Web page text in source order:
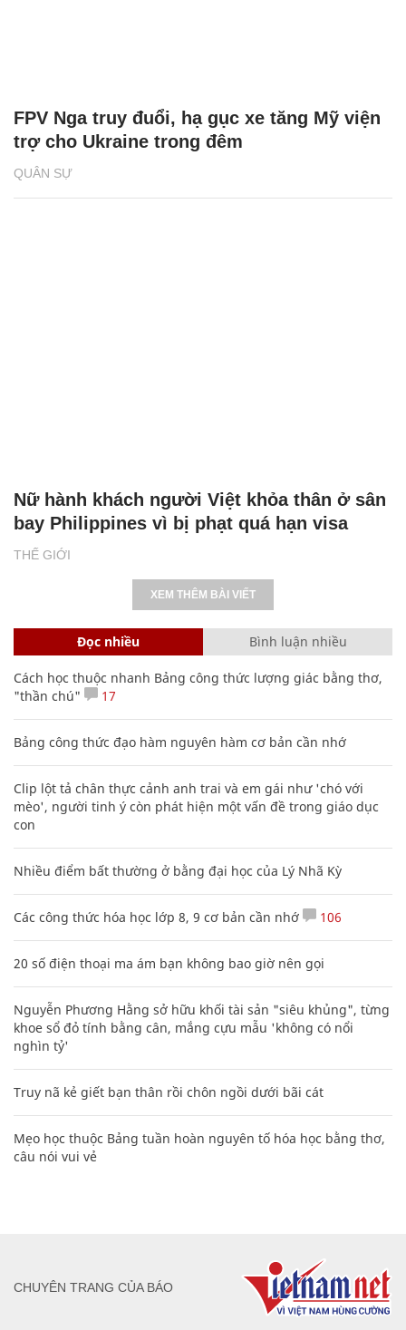
QUÂN SỰ
FPV Nga truy đuổi, hạ gục xe tăng Mỹ viện
trợ cho Ukraine trong đêm
THẾ GIỚI
Nữ hành khách người Việt khỏa thân ở sân
bay Philippines vì bị phạt quá hạn visa
XEM THÊM BÀI VIẾT
Đọc nhiều Bình luận nhiều
Cách học thuộc nhanh Bảng công thức lượng giác bằng thơ,
"thần chú"
17
Bảng công thức đạo hàm nguyên hàm cơ bản cần nhớ
Clip lột tả chân thực cảnh anh trai và em gái như 'chó với
mèo', người tinh ý còn phát hiện một vấn đề trong giáo dục
con
Nhiều điểm bất thường ở bằng đại học của Lý Nhã Kỳ
Các công thức hóa học lớp 8, 9 cơ bản cần nhớ 106
20 số điện thoại ma ám bạn không bao giờ nên gọi
Nguyễn Phương Hằng sở hữu khối tài sản "siêu khủng", từng
khoe sổ đỏ tính bằng cân, mắng cựu mẫu 'không có nổi
nghìn tỷ'
Truy nã kẻ giết bạn thân rồi chôn ngồi dưới bãi cát
Mẹo học thuộc Bảng tuần hoàn nguyên tố hóa học bằng thơ,
câu nói vui vẻ
CHUYÊN TRANG CỦA BÁO